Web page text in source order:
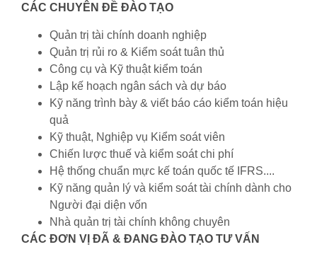
CÁC CHUYÊN ĐỀ ĐÀO TẠO
Quản trị tài chính doanh nghiệp
Quản trị rủi ro & Kiểm soát tuân thủ
Công cụ và Kỹ thuật kiểm toán
Lập kế hoạch ngân sách và dự báo
Kỹ năng trình bày & viết báo cáo kiểm toán hiệu
quả
Kỹ thuật, Nghiệp vụ Kiểm soát viên
Chiến lược thuế và kiểm soát chi phí
Hệ thống chuẩn mực kế toán quốc tế IFRS....
Kỹ năng quản lý và kiểm soát tài chính dành cho
Người đại diện vốn
Nhà quản trị tài chính không chuyên
CÁC ĐƠN VỊ ĐÃ & ĐANG ĐÀO TẠO TƯ VẤN